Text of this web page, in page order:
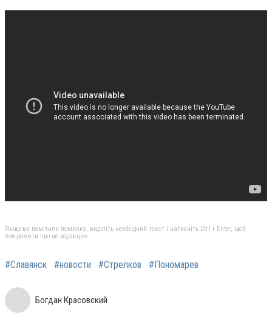
Якщо ви помітили помилку, виділіть необхідний текст і натисніть Ctrl + Enter, щоб
повідомити про це редакцію
#Славянск #новости #Стрелков #Пономарев
Богдан Красовский